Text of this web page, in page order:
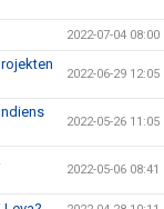
2022-07-04 08:00
2022-06-29 12:05
2022-05-26 11:05
2022-05-06 08:41